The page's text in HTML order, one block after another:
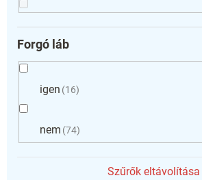
Forgó láb
igen 16
nem 74
Szűrők eltávolítása